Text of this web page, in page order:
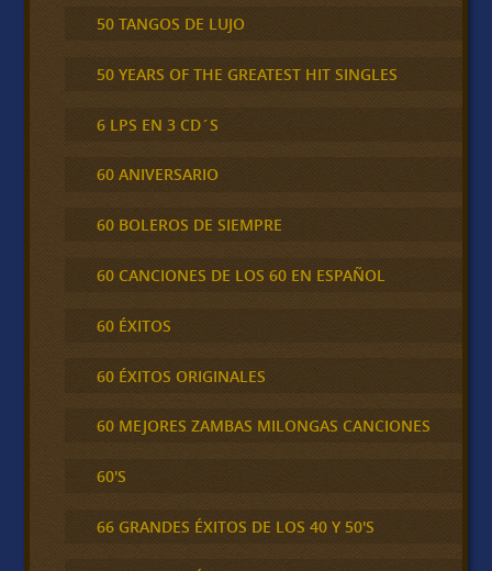
50 TANGOS DE LUJO
50 YEARS OF THE GREATEST HIT SINGLES
6 LPS EN 3 CD´S
60 ANIVERSARIO
60 BOLEROS DE SIEMPRE
60 CANCIONES DE LOS 60 EN ESPAÑOL
60 ÉXITOS
60 ÉXITOS ORIGINALES
60 MEJORES ZAMBAS MILONGAS CANCIONES
60'S
66 GRANDES ÉXITOS DE LOS 40 Y 50'S